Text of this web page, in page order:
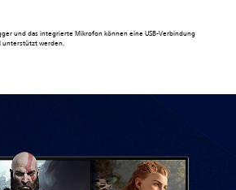
und das integrierte Mikrofon können eine USB-Verbindung
unterstützt werden.